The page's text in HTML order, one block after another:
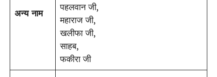
अन्य नाम
पहलवान जी,
महाराज जी,
खलीफा जी,
साहब,
फकीरा जी